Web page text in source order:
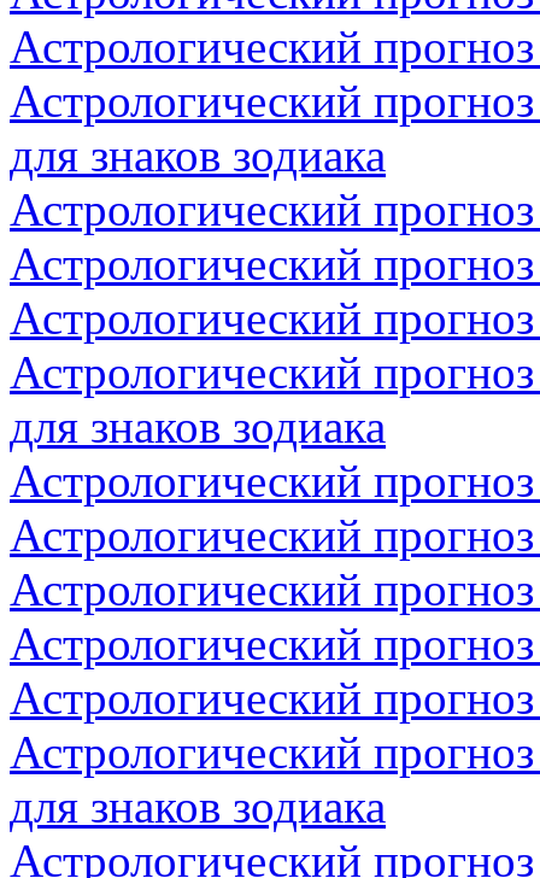
Астрологический
Астрологический
для знаков зодиака
Астрологический
Астрологический
Астрологический
Астрологический
для знаков зодиака
Астрологический
Астрологический
Астрологический
Астрологический
Астрологический
Астрологический
для знаков зодиака
Астрологический